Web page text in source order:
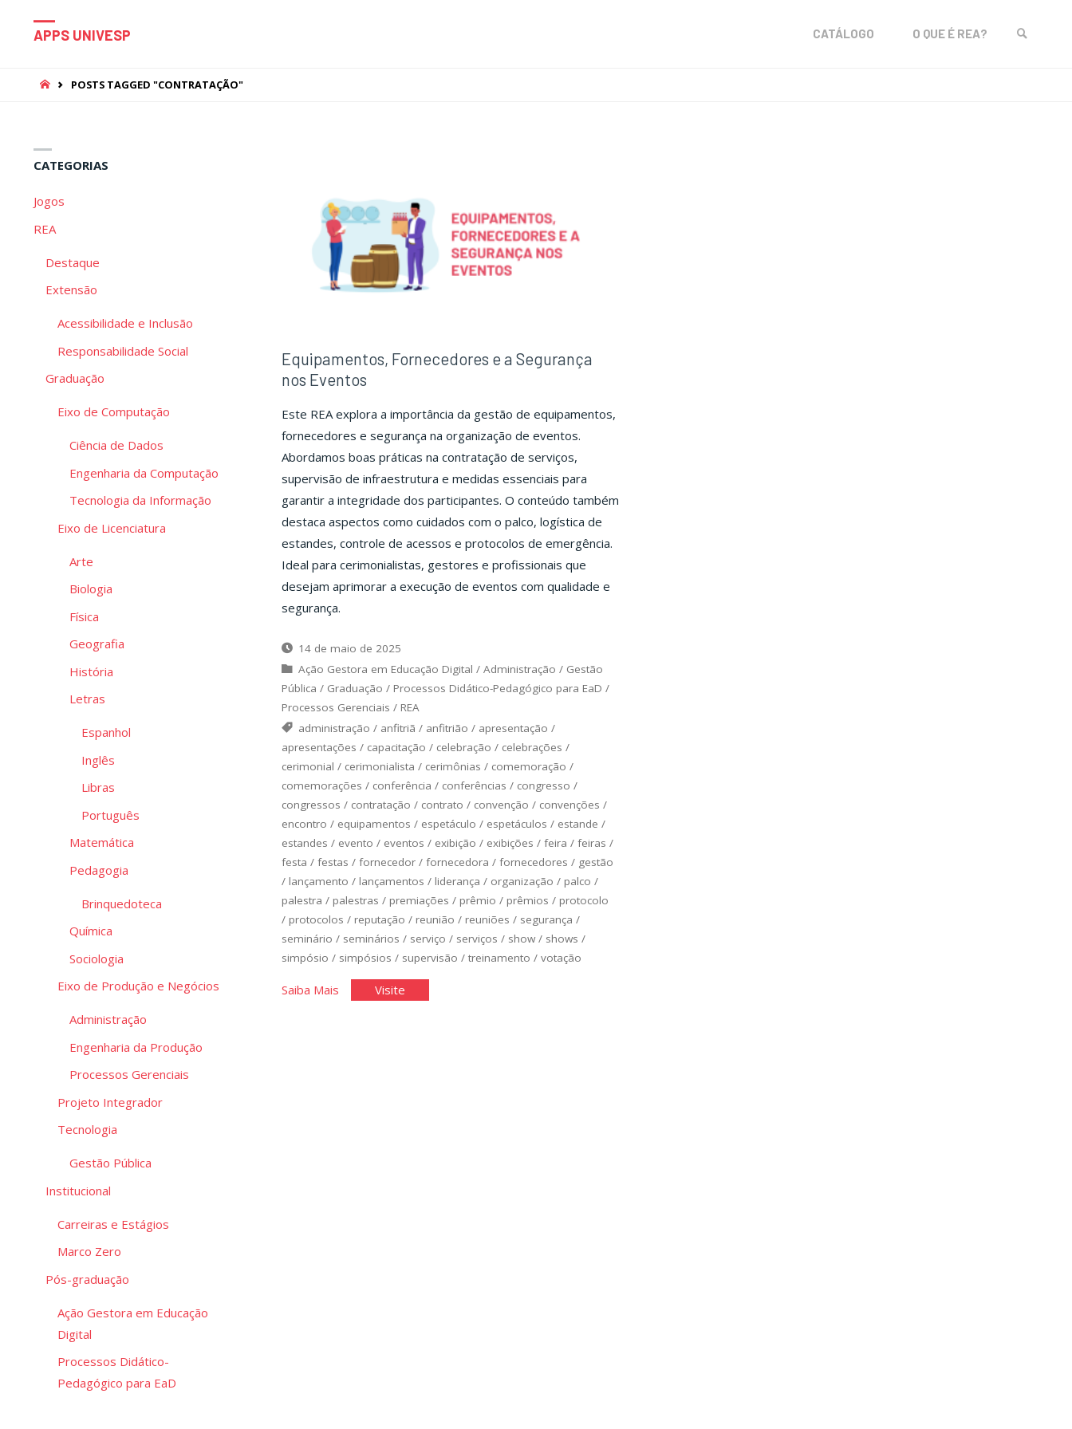
APPS UNIVESP CATÁLOGO O QUE É REA?
HOMEPOSTS TAGGED "CONTRATAÇÃO"
Equipamentos, Fornecedores e a Segurança
nos Eventos
Este REA explora a importância da gestão de equipamentos,
fornecedores e segurança na organização de eventos.
Abordamos boas práticas na contratação de serviços,
supervisão de infraestrutura e medidas essenciais para
garantir a integridade dos participantes. O conteúdo também
destaca aspectos como cuidados com o palco, logística de
estandes, controle de acessos e protocolos de emergência.
Ideal para cerimonialistas, gestores e profissionais que
desejam aprimorar a execução de eventos com qualidade e
segurança.
14 de maio de 2025
Ação Gestora em Educação Digital /Administração / Gestão
Pública / Graduação / Processos Didático-Pedagógico para EaD /
Processos Gerenciais / REA
administração / anfitriã / anfitrião / apresentação /
apresentações / capacitação / celebração / celebrações /
cerimonial / cerimonialista / cerimônias / comemoração /
comemorações / conferência / conferências / congresso /
congressos / contratação / contrato / convenção / convenções /
encontro / equipamentos / espetáculo / espetáculos / estande /
estandes / evento / eventos / exibição / exibições / feira / feiras /
festa / festas / fornecedor/ fornecedora / fornecedores / gestão
/ lançamento / lançamentos / liderança / organização / palco /
palestra / palestras / premiações / prêmio / prêmios / protocolo
/ protocolos / reputação / reunião / reuniões / segurança /
seminário / seminários / serviço / serviços / show/ shows /
simpósio / simpósios / supervisão / treinamento / votação
Saiba Mais"Equipamentos,
Visite"Equipamentos,
CATEGORIAS
Jogos
REA
Destaque
Extensão
Acessibilidade e Inclusão
Responsabilidade Social
Graduação
Eixo de Computação
Ciência de Dados
Engenharia da Computação
Tecnologia da Informação
Eixo de Licenciatura
Arte
Biologia
Física
Geografia
História
Letras
Espanhol
Inglês
Libras
Português
Matemática
Pedagogia
Brinquedoteca
Química
Sociologia
Eixo de Produção e Negócios
Administração
Engenharia da Produção
Processos Gerenciais
Projeto Integrador
Tecnologia
Gestão Pública
Institucional
Carreiras e Estágios
Marco Zero
Pós-graduação
Ação Gestora em Educação
Digital
Processos Didático-
Pedagógico para EaD